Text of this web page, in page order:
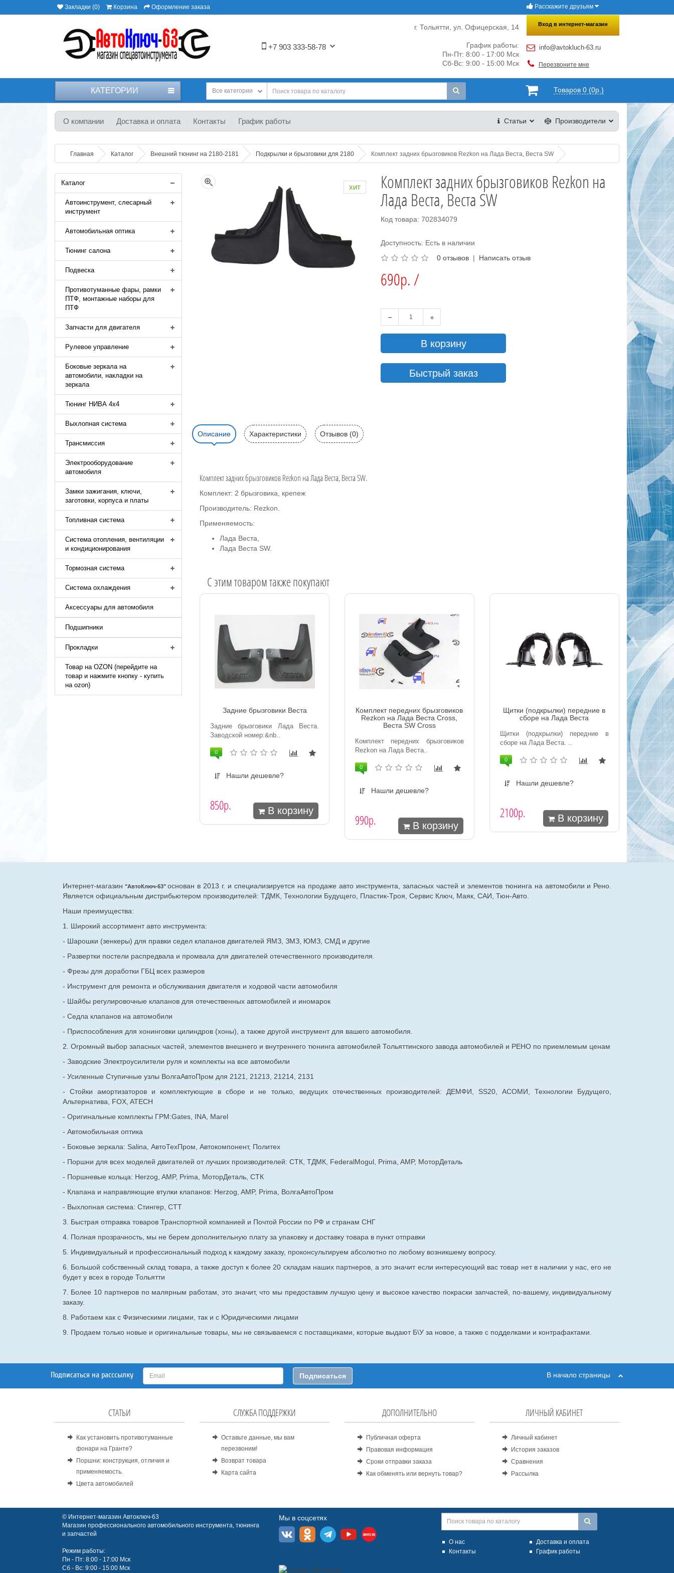
×
Закладки (0) Корзина Оформление заказа Расскажите друзьям
+7 903 333-58-78
Вход в интернет-магазин
info@avtokluch-63.ru
Перезвоните мне
г. Тольятти, ул. Офицерская, 14
График работы:
Пн-Пт: 8:00 - 17:00 Мск
Сб-Вс: 9:00 - 15:00 Мск
КАТЕГОРИИ Товаров 0 (0р.)
Все категории
О компании Доставка и оплата Контакты График работы Производители
Статьи
Главная Каталог Внешний тюнинг на 2180-2181 Подкрылки и брызговики для 2180 Комплект задних брызговиков Rezkon на Лада Веста, Веста SW
Каталог
Автоинструмент, слесарный
инструмент
Автомобильная оптика
Тюнинг салона
Подвеска
Противотуманные фары, рамки
ПТФ, монтажные наборы для
ПТФ
Запчасти для двигателя
Рулевое управление
Боковые зеркала на
автомобили, накладки на
зеркала
Тюнинг НИВА 4х4
Выхлопная система
Трансмиссия
Электрооборудование
автомобиля
Замки зажигания, ключи,
заготовки, корпуса и платы
Топливная система
Система отопления, вентиляции
и кондиционирования
Тормозная система
Система охлаждения
Аксессуары для автомобиля
Подшипники
Прокладки
Товар на OZON (перейдите на
товар и нажмите кнопку - купить
на ozon)
хит
Комплект задних брызговиков Rezkon на
Лада Веста, Веста SW
Код товара: 702834079
Доступность: Есть в наличии
0 отзывов | Написать отзыв
690р. /
В корзину
Быстрый заказ
Описание Характеристики Отзывов (0)
Комплект задних брызговиков Rezkon на Лада Веста, Веста SW.
Комплект: 2 брызговика, крепеж
Производитель: Rezkon.
Применяемость:
Лада Веста,
Лада Веста SW.
C этим товаром также покупают
Задние брызговики Веста
Задние брызговики Лада Веста.
Заводской номер:&nb..
0
Нашли дешевле?
850р. В корзину
Комплект передних брызговиков
Rezkon на Лада Веста Cross,
Веста SW Cross
Комплект передних брызговиков
Rezkon на Лада Веста..
0
Нашли дешевле?
990р. В корзину
Щитки (подкрылки) передние в
сборе на Лада Веста
Щитки (подкрылки) передние в
сборе на Лада Веста. ..
0
Нашли дешевле?
2100р. В корзину
Интернет-магазин "АвтоКлюч-63"основан в 2013 г. и специализируется на продаже авто инструмента, запасных частей и элементов тюнинга на автомобили и Рено.
Является официальным дистрибьютером производителей: ТДМК, Технологии Будущего, Пластик-Троя, Сервис Ключ, Маяк, САИ, Тюн-Авто.
Наши преимущества:
1. Широкий ассортимент авто инструмента:
- Шарошки (зенкеры) для правки седел клапанов двигателей ЯМЗ, ЗМЗ, ЮМЗ, СМД и другие
- Развертки постели распредвала и промвала для двигателей отечественного производителя.
- Фрезы для доработки ГБЦ всех размеров
- Инструмент для ремонта и обслуживания двигателя и ходовой части автомобиля
- Шайбы регулировочные клапанов для отечественныхавтомобилей и иномарок
- Седла клапанов на автомобили
- Приспособления для хонинговки цилиндров (хоны), а также другой инструмент для вашего автомобиля.
2. Огромный выбор запасных частей, элементов внешнего и внутреннего тюнинга автомобилей Тольяттинского завода автомобилей и РЕНО по приемлемым ценам
- Заводские Электроусилители руля и комплекты на все автомобили
- Усиленные Ступичные узлы ВолгаАвтоПром для 2121, 21213, 21214, 2131
- Стойки амортизаторов и комплектующие в сборе и не только, ведущих отечественных производителей: ДЕМФИ, SS20, АСОМИ, Технологии Будущего,
Альтернатива, FOX, ATECH
- Оригинальные комплекты ГРМ:Gates, INA, Marel
- Автомобильная оптика
- Боковые зеркала: Salina, АвтоТехПром, Автокомпонент, Политех
- Поршни для всех моделей двигателей от лучших производителей: СТК, ТДМК, FederalMogul, Prima, AMP, МоторДеталь
- Поршневые кольца: Herzog, AMP, Prima, МоторДеталь, СТК
- Клапана и направляющие втулки клапанов: Herzog, AMP, Prima, ВолгаАвтоПром
- Выхлопная система: Стингер, СТТ
3. Быстрая отправка товаров Транспортной компанией и Почтой России по РФ и странам СНГ
4. Полная прозрачность, мы не берем дополнительную плату за упаковку и доставку товара в пункт отправки
5. Индивидуальный и профессиональный подход к каждому заказу, проконсультируем абсолютно по любому возникшему вопросу.
6. Большой собственный склад товара, а также доступ к более 20 складам наших партнеров, а это значит если интересующий вас товар нет в наличии у нас, его не
будет у всех в городе Тольятти
7. Более 10 партнеров по малярным работам, это значит, что мы предоставим лучшую цену и высокое качество покраски запчастей, по-вашему, индивидуальному
заказу.
8. Работаем как с Физическими лицами, так и с Юридическими лицами
9. Продаем только новые и оригинальные товары, мы не связываемся с поставщиками, которые выдают Б\У за новое, а также с подделками и контрафактами.
Подписаться на расссылку Подписаться В начало страницы
СТАТЬИ
Как установить противотуманные
фонари на Гранте?
Поршни: конструкция, отличия и
применяемость.
Цвета автомобилей
СЛУЖБА ПОДДЕРЖКИ
Оставьте данные, мы вам
перезвоним!
Возврат товара
Карта сайта
ДОПОЛНИТЕЛЬНО
Публичная оферта
Правовая информация
Сроки отправки заказа
Как обменять или вернуть товар?
ЛИЧНЫЙ КАБИНЕТ
Личный кабинет
История заказов
Сравнения
Рассылка
© Интернет-магазин Автоключ-63
Магазин профессионального автомобильного инструмента, тюнинга
и запчастей
Режим работы:
Пн - Пт: 8:00 - 17:00 Мск
Сб - Вс: 9:00 - 15:00 Мск
Мы в соцсетях
О нас
Доставка и оплата
Контакты
График работы